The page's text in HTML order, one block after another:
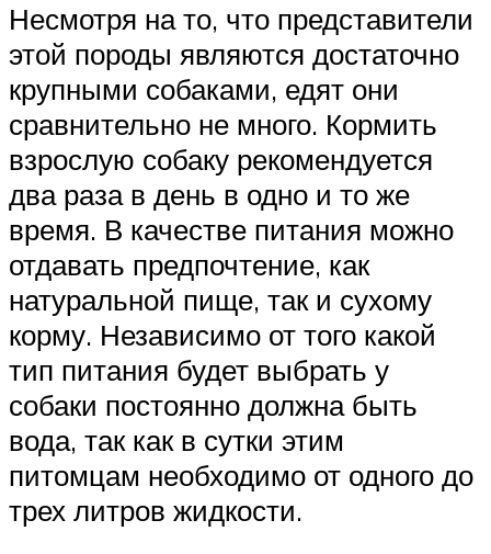
Несмотря на то, что представители
этой породы являются достаточно
крупными собаками, едят они
сравнительно не много. Кормить
взрослую собаку рекомендуется
два раза в день в одно и то же
время. В качестве питания можно
отдавать предпочтение, как
натуральной пище, так и сухому
корму. Независимо от того какой
тип питания будет выбрать у
собаки постоянно должна быть
вода, так как в сутки этим
питомцам необходимо от одного до
трех литров жидкости.